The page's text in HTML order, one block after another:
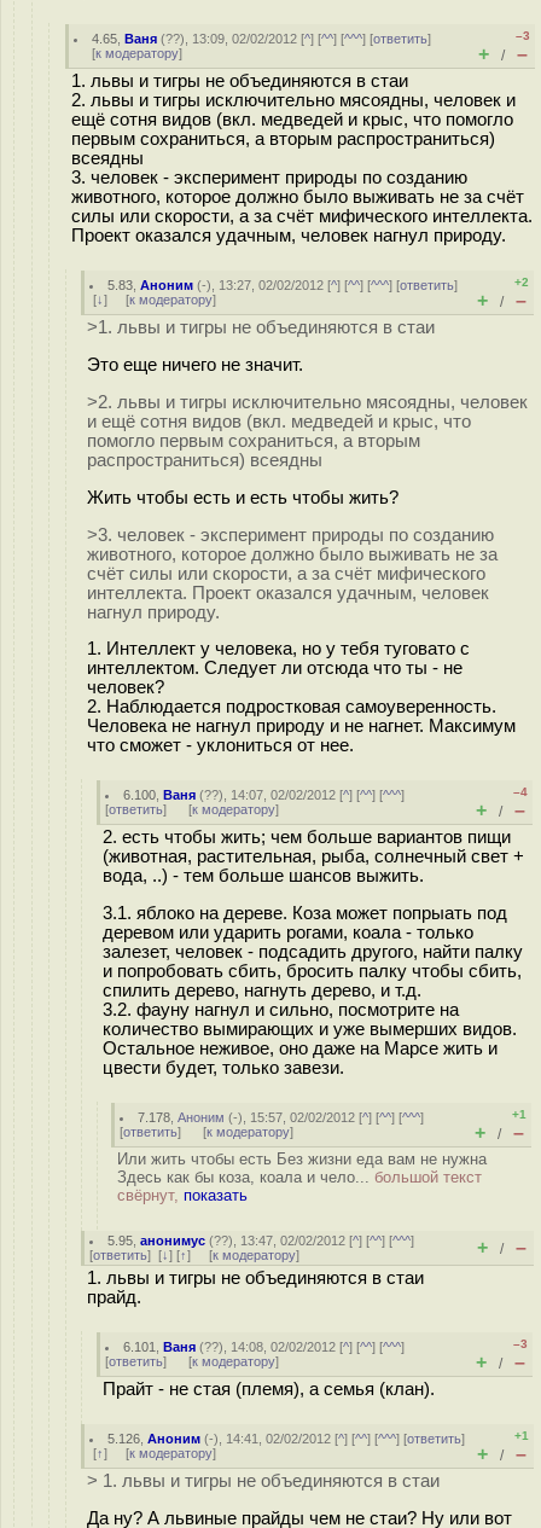
4.65 ,Ваня (??), 13:09, 02/02/2012 [^] [^^] [^^^] [ответить]
[к модератору]
–3
+ / –
1. львы и тигры не объединяются в стаи
2. львы и тигры исключительно мясоядны, человек и
ещё сотня видов (вкл. медведей и крыс, что помогло
первым сохраниться, а вторым распространиться)
всеядны
3. человек - эксперимент природы по созданию
животного, которое должно было выживать не за счёт
силы или скорости, а за счёт мифического интеллекта.
Проект оказался удачным, человек нагнул природу.
5.83 ,Аноним (-), 13:27, 02/02/2012 [^] [^^] [^^^] [ответить]
[↓] [к модератору]
+2
+ / –
>1. львы и тигры не объединяются в стаи
Это еще ничего не значит.
>2. львы и тигры исключительно мясоядны, человек
и ещё сотня видов (вкл. медведей и крыс, что
помогло первым сохраниться, а вторым
распространиться) всеядны
Жить чтобы есть и есть чтобы жить?
>3. человек - эксперимент природы по созданию
животного, которое должно было выживать не за
счёт силы или скорости, а за счёт мифического
интеллекта. Проект оказался удачным, человек
нагнул природу.
1. Интеллект у человека, но у тебя туговато с
интеллектом. Следует ли отсюда что ты - не
человек?
2. Наблюдается подростковая самоуверенность.
Человека не нагнул природу и не нагнет. Максимум
что сможет - уклониться от нее.
6.100 ,Ваня (??), 14:07, 02/02/2012 [^] [^^] [^^^]
[ответить] [к модератору]
–4
+ / –
2. есть чтобы жить; чем больше вариантов пищи
(животная, растительная, рыба, солнечный свет +
вода, ..) - тем больше шансов выжить.
3.1. яблоко на дереве. Коза может попрыать под
деревом или ударить рогами, коала - только
залезет, человек - подсадить другого, найти палку
и попробовать сбить, бросить палку чтобы сбить,
спилить дерево, нагнуть дерево, и т.д.
3.2. фауну нагнул и сильно, посмотрите на
количество вымирающих и уже вымерших видов.
Остальное неживое, оно даже на Марсе жить и
цвести будет, только завези.
7.178 ,Аноним (-), 15:57, 02/02/2012 [^] [^^] [^^^]
[ответить] [к модератору]
+1
+ / –
Или жить чтобы есть Без жизни еда вам не нужна
Здесь как бы коза, коала и чело... большой текст
свёрнут, показать
5.95 ,анонимус (??), 13:47, 02/02/2012 [^] [^^] [^^^]
[ответить] [↓] [↑] [к модератору] + / –
1. львы и тигры не объединяются в стаи
прайд.
6.101 ,Ваня (??), 14:08, 02/02/2012 [^] [^^] [^^^]
[ответить] [к модератору]
–3
+ / –
Прайт - не стая (племя), а семья (клан).
5.126 ,Аноним (-), 14:41, 02/02/2012 [^] [^^] [^^^] [ответить]
[↑] [к модератору]
+1
+ / –
> 1. львы и тигры не объединяются в стаи
Да ну? А львиные прайды чем не стаи? Ну или вот